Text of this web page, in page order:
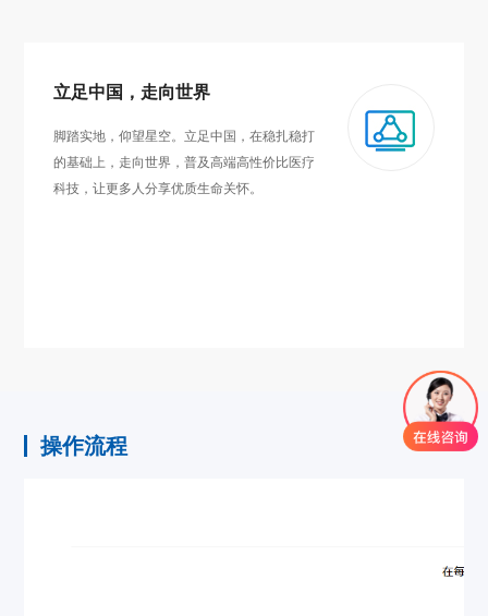
立足中国，走向世界
脚踏实地，仰望星空。立足中国，在稳扎稳打
的基础上，走向世界，普及高端高性价比医疗
科技，让更多人分享优质生命关怀。
操作流程